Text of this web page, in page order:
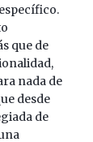
que de
nada de
desde
de